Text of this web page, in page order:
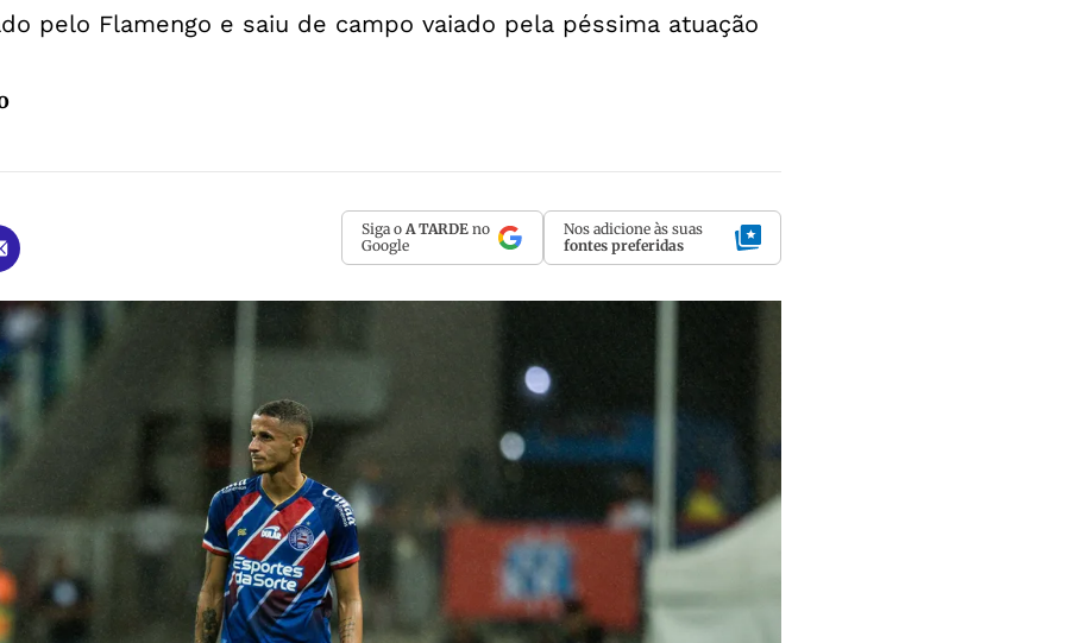
pelo Flamengo e saiu de campo vaiado pela péssima atuação
Siga o A TARDE no
Google
Nos adicione às suas
fontes preferidas